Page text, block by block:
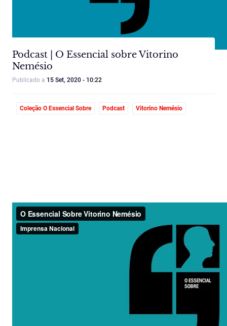
Podcast | O Essencial sobre Vitorino
Nemésio
Publicado a 15 Set, 2020 - 10:22
Coleção O Essencial Sobre Podcast Vitorino Nemésio